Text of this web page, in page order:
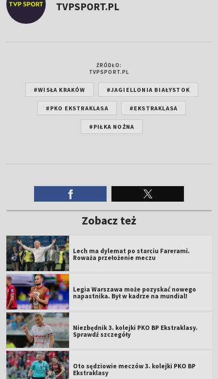
TVPSPORT.PL
ŹRÓDŁO:
TVPSPORT.PL
#WISŁA KRAKÓW #JAGIELLONIA BIAŁYSTOK
#PKO EKSTRAKLASA #EKSTRAKLASA
#PIŁKA NOŻNA
Zobacz też
Lech ma dylemat po starciu Farerami.
Roważa przełożenie meczu
Legia Warszawa może pozyskać nowego
napastnika. Był w kadrze na mundial!
Niezbędnik 3. kolejki PKO BP Ekstraklasy.
Sprawdź szczegóły
Oto sędziowie meczów 3. kolejki PKO BP
Ekstraklasy